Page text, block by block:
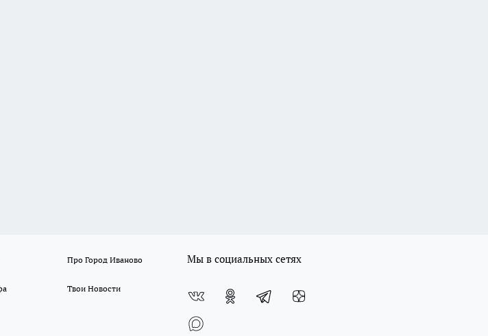
Про Город Иваново
Твои Новости
Мы в социальных сетях